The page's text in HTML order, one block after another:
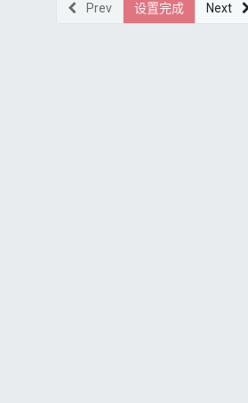
Prev 设置完成 Next